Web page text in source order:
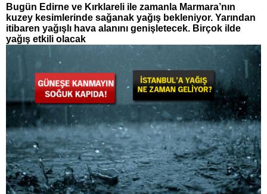
Bugün Edirne ve Kırklareli ile zamanla Marmara’nın
kuzey kesimlerinde sağanak yağış bekleniyor. Yarından
itibaren yağışlı hava alanını genişletecek. Birçok ilde
yağış etkili olacak